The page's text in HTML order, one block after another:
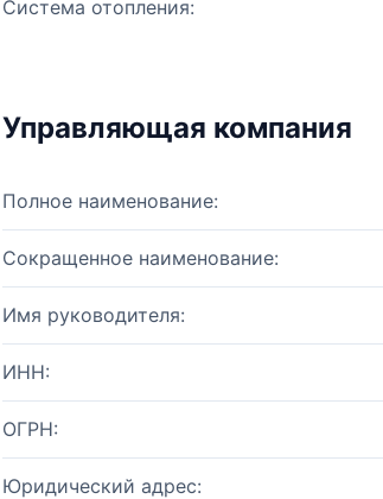
Система отопления:
Управляющая компания
Полное наименование:
Сокращенное наименование:
Имя руководителя:
ИНН:
ОГРН:
Юридический адрес: